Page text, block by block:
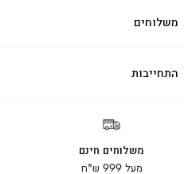
משלוחים
התחייבות
משלוחים חינם
מעל 999 ש"ח